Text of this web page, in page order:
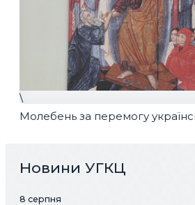
\
Молебень за перемогу
Новини УГКЦ
8 серпня